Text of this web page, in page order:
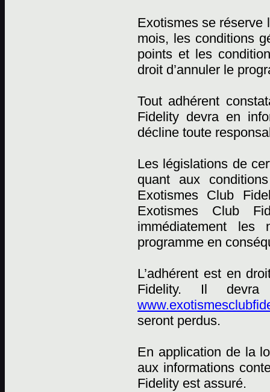
Exotismes se réserve
mois, les conditions
points et les
droit d’annuler le
Tout adhérent
Fidelity devra en
décline toute
Les législations de
quant aux
Exotismes Club
Exotismes Club
immédiatement
programme en
L’adhérent est en
Fidelity. Il
seront perdus.
En application de la
aux informations
Fidelity est assuré.